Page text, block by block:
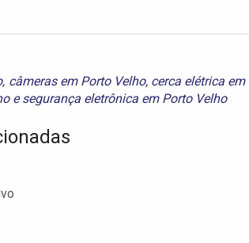
, câmeras em Porto Velho, cerca elétrica
esegurança eletrônica em Porto Velho